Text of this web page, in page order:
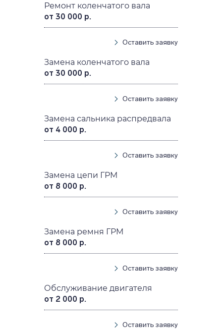
Ремонт коленчатого вала
от 30 000 р.
Оставить заявку
Замена коленчатого вала
от 30 000 р.
Оставить заявку
Замена сальника распредвала
от 4 000 р.
Оставить заявку
Замена цепи ГРМ
от 8 000 р.
Оставить заявку
Замена ремня ГРМ
от 8 000 р.
Оставить заявку
Обслуживание двигателя
от 2 000 р.
Оставить заявку